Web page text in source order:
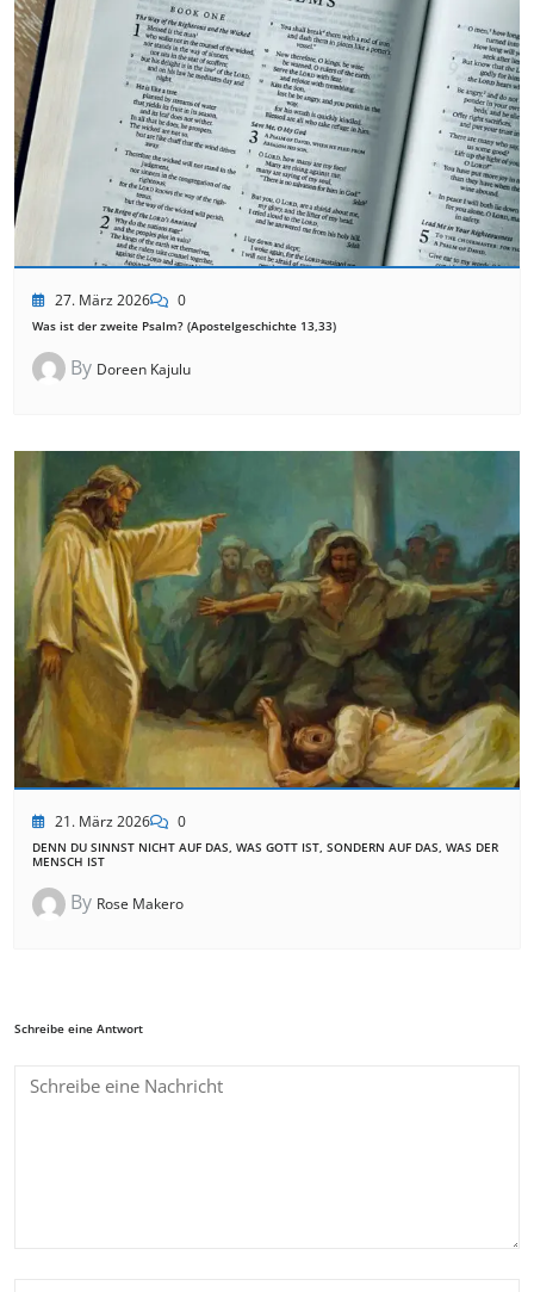
27. März 2026 0
Was ist der zweite Psalm? (Apostelgeschichte 13,33)
By Doreen Kajulu
21. März 2026 0
DENN DU SINNST NICHT AUF DAS, WAS GOTT IST, SONDERN AUF DAS, WAS DER
MENSCH IST
By Rose Makero
Schreibe eine Antwort